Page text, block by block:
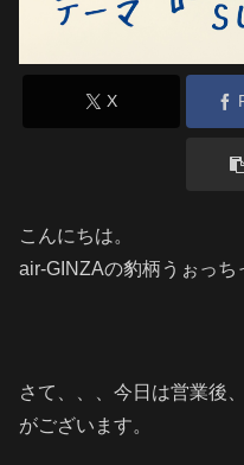
X
こんにちは。
air-GINZAの豹柄うぉっち
さて、、、今日は営業後
がございます。